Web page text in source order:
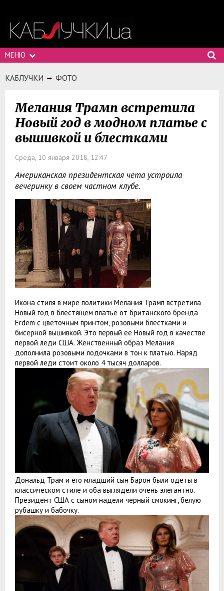
МЕНЮ
КАБЛУЧКИ ФОТО
Мелания Трамп встретила
Новый год в модном платье с
вышивкой и блестками
Среда, 10 января 2018, 12:47
Американская президентская чета устроила
вечеринку в своем частном клубе.
Икона стиля в мире политики Мелания Трамп встретила
Новый год в блестящем платье от британского бренда
Erdem с цветочным принтом, розовыми блестками и
бисерной вышивкой. Это первый ее Новый год в качестве
первой леди США. Женственный образ Мелания
дополнила розовыми лодочками в тон к платью. Наряд
первой леди стоит около 4 тысяч долларов.
Дональд Трам и его младший сын Барон были одеты в
классическом стиле и оба выглядели очень элегантно.
Президент США с сыном надели черный смокинг, белую
рубашку и бабочку.